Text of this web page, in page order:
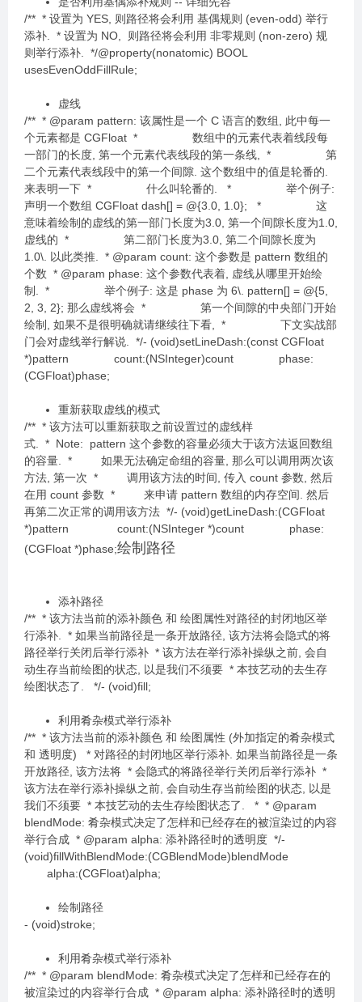
/** * 设置为 YES, 则路径将会利用 基偶规则 (even-odd) 举行
添补. * 设置为 NO, 则路径将会利用 非零规则 (non-zero) 规
则举行添补. */@property(nonatomic) BOOL
usesEvenOddFillRule;
虚线
/** * @param pattern: 该属性是一个 C 语言的数组, 此中每一
个元素都是 CGFloat * 数组中的元素代表着线段每
一部门的长度, 第一个元素代表线段的第一条线, * 第
二个元素代表线段中的第一个间隙. 这个数组中的值是轮番的.
来表明一下 * 什么叫轮番的. * 举个例子:
声明一个数组 CGFloat dash[] = @{3.0, 1.0}; * 这
意味着绘制的虚线的第一部门长度为3.0, 第一个间隙长度为1.0,
虚线的 * 第二部门长度为3.0, 第二个间隙长度为
1.0\. 以此类推. * @param count: 这个参数是 pattern 数组的
个数 * @param phase: 这个参数代表着, 虚线从哪里开始绘
制. * 举个例子: 这是 phase 为 6\. pattern[] = @{5,
2, 3, 2}; 那么虚线将会 * 第一个间隙的中央部门开始
绘制, 如果不是很明确就请继续往下看, * 下文实战部
门会对虚线举行解说. */- (void)setLineDash:(const CGFloat
*)pattern count:(NSInteger)count phase:
(CGFloat)phase;
重新获取虚线的模式
/** * 该方法可以重新获取之前设置过的虚线样
式. * Note: pattern 这个参数的容量必须大于该方法返回数组
的容量. * 如果无法确定命组的容量, 那么可以调用两次该
方法, 第一次 * 调用该方法的时间, 传入 count 参数, 然后
在用 count 参数 * 来申请 pattern 数组的内存空间. 然后
再第二次正常的调用该方法 */- (void)getLineDash:(CGFloat
*)pattern count:(NSInteger *)count phase:
(CGFloat *)phase;绘制路径
添补路径
/** * 该方法当前的添补颜色 和 绘图属性对路径的封闭地区举
行添补. * 如果当前路径是一条开放路径, 该方法将会隐式的将
路径举行关闭后举行添补 * 该方法在举行添补操纵之前, 会自
动生存当前绘图的状态, 以是我们不须要 * 本技艺动的去生存
绘图状态了. */- (void)fill;
利用肴杂模式举行添补
/** * 该方法当前的添补颜色 和 绘图属性 (外加指定的肴杂模式
和 透明度) * 对路径的封闭地区举行添补. 如果当前路径是一条
开放路径, 该方法将 * 会隐式的将路径举行关闭后举行添补 *
该方法在举行添补操纵之前, 会自动生存当前绘图的状态, 以是
我们不须要 * 本技艺动的去生存绘图状态了. * * @param
blendMode: 肴杂模式决定了怎样和已经存在的被渲染过的内容
举行合成 * @param alpha: 添补路径时的透明度 */-
(void)fillWithBlendMode:(CGBlendMode)blendMode
alpha:(CGFloat)alpha;
绘制路径
- (void)stroke;
利用肴杂模式举行添补
/** * @param blendMode: 肴杂模式决定了怎样和已经存在的
被渲染过的内容举行合成 * @param alpha: 添补路径时的透明